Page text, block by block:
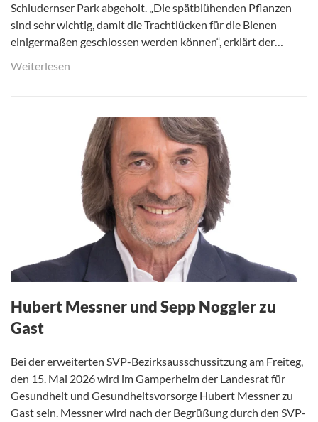
Schludernser Park abgeholt. „Die spätblühenden Pflanzen
sind sehr wichtig, damit die Trachtlücken für die Bienen
einigermaßen geschlossen werden können“, erklärt der…
Weiterlesen
Hubert Messner und Sepp Noggler zu
Gast
Bei der erweiterten SVP-Bezirksausschussitzung am Freiteg,
den 15. Mai 2026 wird im Gamperheim der Landesrat für
Gesundheit und Gesundheitsvorsorge Hubert Messner zu
Gast sein. Messner wird nach der Begrüßung durch den SVP-